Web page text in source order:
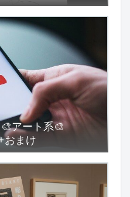
アート系🎨
おまけ